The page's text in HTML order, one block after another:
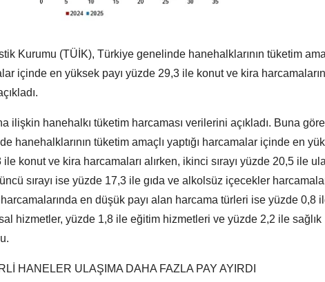
Kurumu (TÜİK), Türkiye genelinde hanehalklarının tüketim
içinde en yüksek payı yüzde 29,3 ile konut ve kira
ilişkin hanehalkı tüketim harcaması verilerini açıkladı. Buna
hanehalklarının tüketim amaçlı yaptığı harcamalar içinde en
ile konut ve kira harcamaları alırken, ikinci sırayı yüzde 20,5 ile
sırayı ise yüzde 17,3 ile gıda ve alkolsüz içecekler
en düşük payı alan harcama türleri ise yüzde 0,8
hizmetler, yüzde 1,8 ile eğitim hizmetleri ve yüzde 2,2 ile sağlık
HANELER ULAŞIMA DAHA FAZLA PAY AYIRDI